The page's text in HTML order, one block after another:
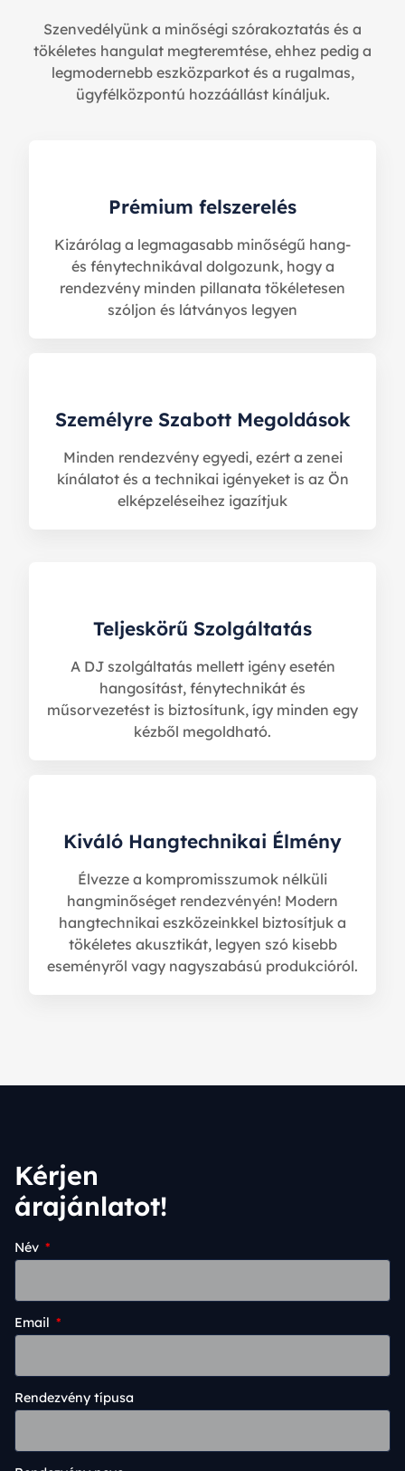
Szenvedélyünk a minőségi szórakoztatás és a
tökéletes hangulat megteremtése, ehhez pedig a
legmodernebb eszközparkot és a rugalmas,
ügyfélközpontú hozzáállást kínáljuk.
Prémium felszerelés​
Kizárólag a legmagasabb minőségű hang-
és fénytechnikával dolgozunk, hogy a
rendezvény minden pillanata tökéletesen
szóljon és látványos legyen
Személyre Szabott Megoldások
Minden rendezvény egyedi, ezért a zenei
kínálatot és a technikai igényeket is az Ön
elképzeléseihez igazítjuk
Teljeskörű Szolgáltatás
A DJ szolgáltatás mellett igény esetén
hangosítást, fénytechnikát és
műsorvezetést is biztosítunk, így minden egy
kézből megoldható.
Kiváló Hangtechnikai Élmény
Élvezze a kompromisszumok nélküli
hangminőséget rendezvényén! Modern
hangtechnikai eszközeinkkel biztosítjuk a
tökéletes akusztikát, legyen szó kisebb
eseményről vagy nagyszabású produkcióról.
Kérjen
árajánlatot!
Név
Email
Rendezvény típusa